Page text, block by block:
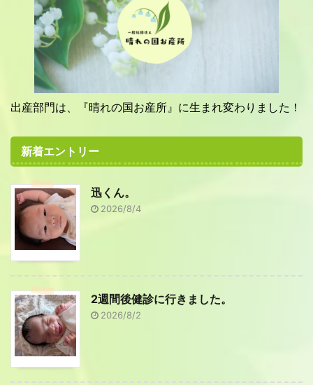
出産部門は、『晴れの国お産所』に生まれ変わりました！
新着エントリー
迅くん。
2026/8/4
2週間後健診に行きました。
2026/8/2